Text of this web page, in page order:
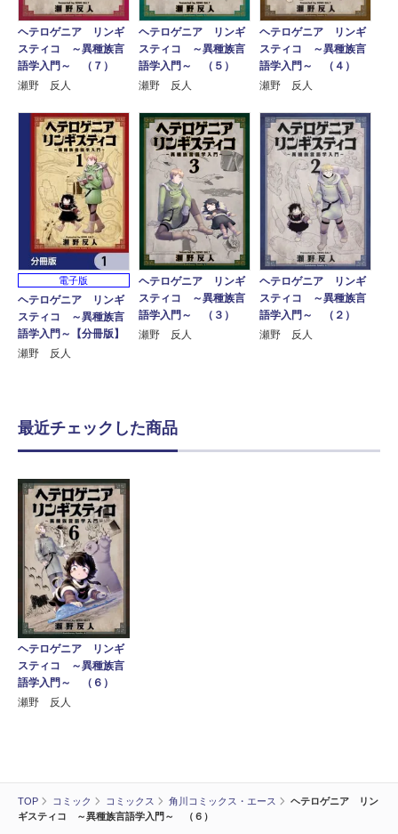
TOP コミック コミックス 角川コミックス・エース
ヘテロゲニア リン
ギスティコ ～異種族言語学入門～ （６）
ヘテロゲニア リンギ
スティコ ～異種族言
語学入門～ （７）
瀬野 反人
ヘテロゲニア リンギ
スティコ ～異種族言
語学入門～ （５）
瀬野 反人
ヘテロゲニア リンギ
スティコ ～異種族言
語学入門～ （４）
瀬野 反人
電子版
ヘテロゲニア リンギ
スティコ ～異種族言
語学入門～【分冊版】
瀬野 反人
ヘテロゲニア リンギ
スティコ ～異種族言
語学入門～ （３）
瀬野 反人
ヘテロゲニア リンギ
スティコ ～異種族言
語学入門～ （２）
瀬野 反人
最近チェックした商品
ヘテロゲニア リンギ
スティコ ～異種族言
語学入門～ （６）
瀬野 反人